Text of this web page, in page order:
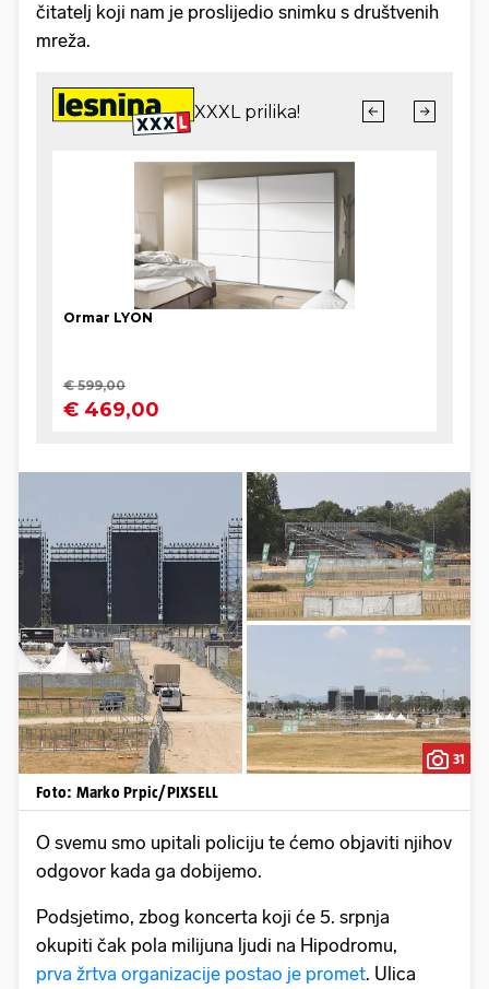
čitatelj koji nam je proslijedio snimku s društvenih
mreža.
31
Foto: Marko Prpic/PIXSELL
O svemu smo upitali policiju te ćemo objaviti njihov
odgovor kada ga dobijemo.
Podsjetimo, zbog koncerta koji će 5. srpnja
okupiti čak pola milijuna ljudi na Hipodromu,
prva žrtva organizacije postao je promet. Ulica